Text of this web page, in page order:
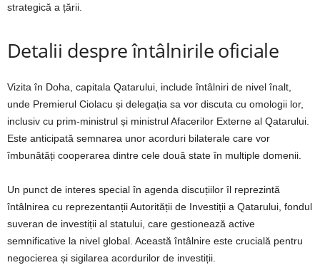
strategică a țării.
Detalii despre întâlnirile oficiale
Vizita în Doha, capitala Qatarului, include întâlniri de nivel înalt,
unde Premierul Ciolacu și delegația sa vor discuta cu omologii lor,
inclusiv cu prim-ministrul și ministrul Afacerilor Externe al Qatarului.
Este anticipată semnarea unor acorduri bilaterale care vor
îmbunătăți cooperarea dintre cele două state în multiple domenii.
Un punct de interes special în agenda discuțiilor îl reprezintă
întâlnirea cu reprezentanții Autorității de Investiții a Qatarului, fondul
suveran de investiții al statului, care gestionează active
semnificative la nivel global. Această întâlnire este crucială pentru
negocierea și sigilarea acordurilor de investiții.